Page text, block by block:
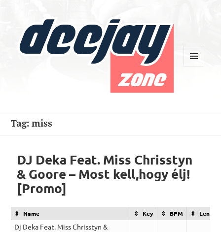
Tag:miss
DJ Deka Feat. Miss Chrisstyn
& Goore – Most kell,hogy élj!
[Promo]
Name Key BPM Length
Dj Deka Feat. Miss Chrisstyn &